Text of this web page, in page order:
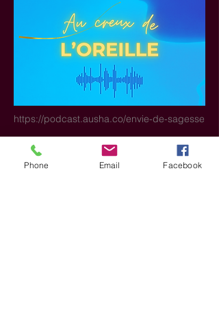
https://podcast.ausha.co/envie-de-sagesse
Phone Email Facebook